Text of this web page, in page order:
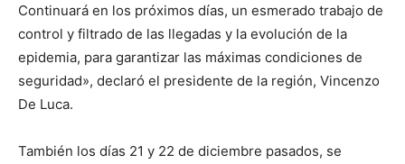
Continuará en los próximos días, un esmerado trabajo de
control y filtrado de las llegadas y la evolución de la
epidemia, para garantizar las máximas condiciones de
seguridad», declaró el presidente de la región, Vincenzo
De Luca.
También los días 21 y 22 de diciembre pasados, se